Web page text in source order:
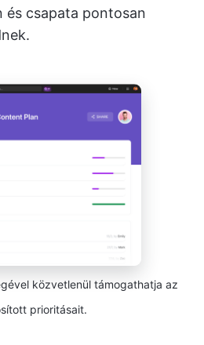
és csapata pontosan
közvetlenül támogathatja az
prioritásait.